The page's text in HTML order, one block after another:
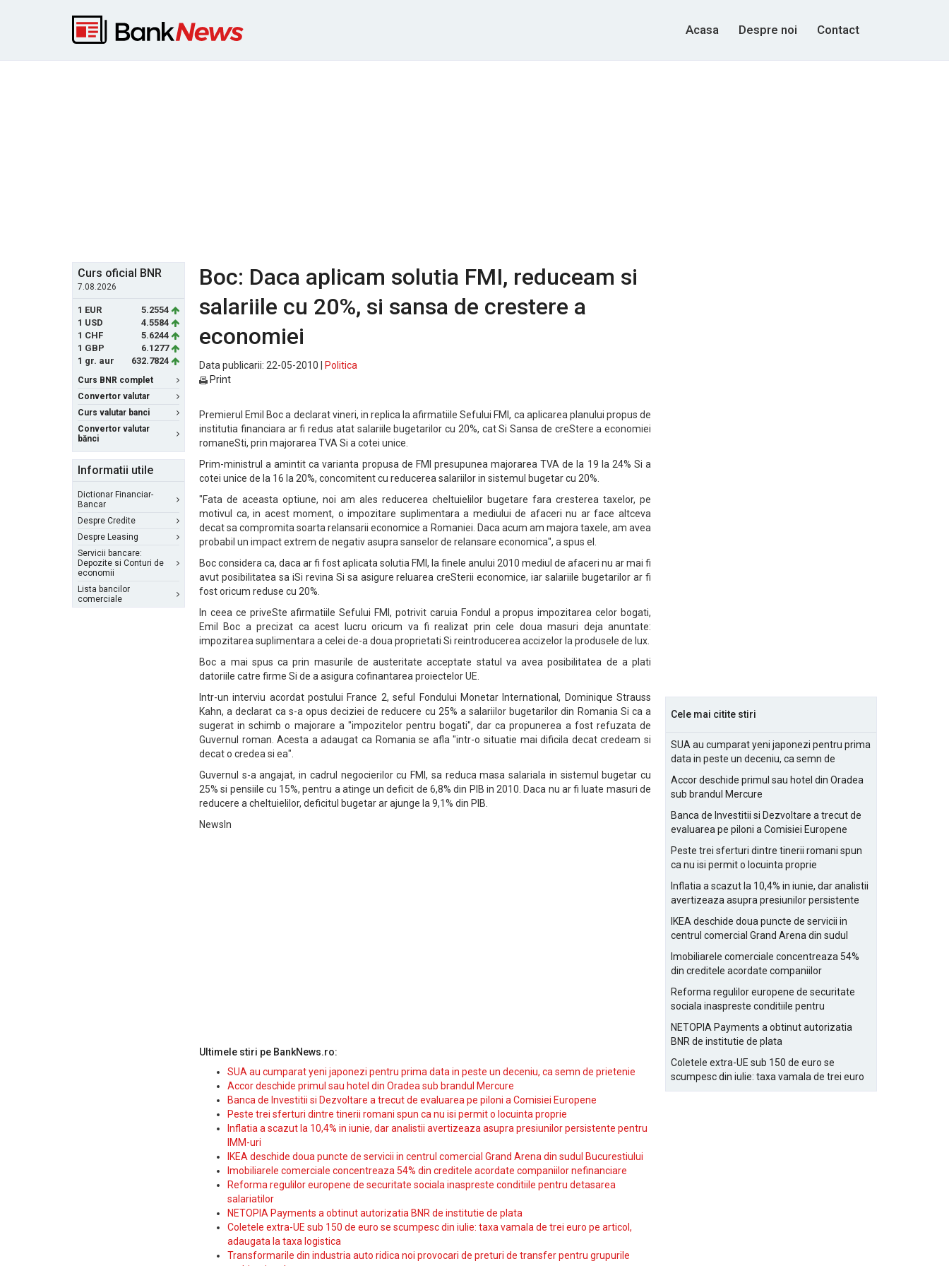
Acasa Despre noi Contact
Curs oficial BNR
7.08.2026
1 EUR
5.2554
1 USD
4.5584
1 CHF
5.6244
1 GBP
6.1277
1 gr. aur
632.7824
Curs BNR complet
Convertor valutar
Curs valutar banci
Convertor valutar
bănci
Informatii utile
Dictionar Financiar-
Bancar
Despre Credite
Despre Leasing
Servicii bancare:
Depozite si Conturi de
economii
Lista bancilor
comerciale
Boc: Daca aplicam solutia FMI, reduceam si
salariile cu 20%, si sansa de crestere a
economiei
Data publicarii: 22-05-2010 |
Politica
Print
Premierul Emil Boc a declarat vineri, in replica la afirmatiile Sefului FMI, ca aplicarea planului propus de
institutia financiara ar fi redus atat salariile bugetarilor cu 20%, cat Si Sansa de creStere a economiei
romaneSti, prin majorarea TVA Si a cotei unice.
Prim-ministrul a amintit ca varianta propusa de FMI presupunea majorarea TVA de la 19 la 24% Si a
cotei unice de la 16 la 20%, concomitent cu reducerea salariilor in sistemul bugetar cu 20%.
"Fata de aceasta optiune, noi am ales reducerea cheltuielilor bugetare fara cresterea taxelor, pe
motivul ca, in acest moment, o impozitare suplimentara a mediului de afaceri nu ar face altceva
decat sa compromita soarta relansarii economice a Romaniei. Daca acum am majora taxele, am avea
probabil un impact extrem de negativ asupra sanselor de relansare economica", a spus el.
Boc considera ca, daca ar fi fost aplicata solutia FMI, la finele anului 2010 mediul de afaceri nu ar mai fi
avut posibilitatea sa iSi revina Si sa asigure reluarea creSterii economice, iar salariile bugetarilor ar fi
fost oricum reduse cu 20%.
In ceea ce priveSte afirmatiile Sefului FMI, potrivit caruia Fondul a propus impozitarea celor bogati,
Emil Boc a precizat ca acest lucru oricum va fi realizat prin cele doua masuri deja anuntate:
impozitarea suplimentara a celei de-a doua proprietati Si reintroducerea accizelor la produsele de lux.
Boc a mai spus ca prin masurile de austeritate acceptate statul va avea posibilitatea de a plati
datoriile catre firme Si de a asigura cofinantarea proiectelor UE.
Intr-un interviu acordat postului France 2, seful Fondului Monetar International, Dominique Strauss
Kahn, a declarat ca s-a opus deciziei de reducere cu 25% a salariilor bugetarilor din Romania Si ca a
sugerat in schimb o majorare a "impozitelor pentru bogati", dar ca propunerea a fost refuzata de
Guvernul roman. Acesta a adaugat ca Romania se afla "intr-o situatie mai dificila decat credeam si
decat o credea si ea".
Guvernul s-a angajat, in cadrul negocierilor cu FMI, sa reduca masa salariala in sistemul bugetar cu
25% si pensiile cu 15%, pentru a atinge un deficit de 6,8% din PIB in 2010. Daca nu ar fi luate masuri de
reducere a cheltuielilor, deficitul bugetar ar ajunge la 9,1% din PIB.
NewsIn
Ultimele stiri pe BankNews.ro:
SUA au cumparat yeni japonezi pentru prima data in peste un deceniu, ca semn de prietenie
Accor deschide primul sau hotel din Oradea sub brandul Mercure
Banca de Investitii si Dezvoltare a trecut de evaluarea pe piloni a Comisiei Europene
Peste trei sferturi dintre tinerii romani spun ca nu isi permit o locuinta proprie
Inflatia a scazut la 10,4% in iunie, dar analistii avertizeaza asupra presiunilor persistente pentru
IMM-uri
IKEA deschide doua puncte de servicii in centrul comercial Grand Arena din sudul Bucurestiului
Imobiliarele comerciale concentreaza 54% din creditele acordate companiilor nefinanciare
Reforma regulilor europene de securitate sociala inaspreste conditiile pentru detasarea
salariatilor
NETOPIA Payments a obtinut autorizatia BNR de institutie de plata
Coletele extra-UE sub 150 de euro se scumpesc din iulie: taxa vamala de trei euro pe articol,
adaugata la taxa logistica
Transformarile din industria auto ridica noi provocari de preturi de transfer pentru grupurile
Cele mai citite stiri
SUA au cumparat yeni japonezi pentru prima
data in peste un deceniu, ca semn de
Accor deschide primul sau hotel din Oradea
sub brandul Mercure
Banca de Investitii si Dezvoltare a trecut de
evaluarea pe piloni a Comisiei Europene
Peste trei sferturi dintre tinerii romani spun
ca nu isi permit o locuinta proprie
Inflatia a scazut la 10,4% in iunie, dar analistii
avertizeaza asupra presiunilor persistente
IKEA deschide doua puncte de servicii in
centrul comercial Grand Arena din sudul
Imobiliarele comerciale concentreaza 54%
din creditele acordate companiilor
Reforma regulilor europene de securitate
sociala inaspreste conditiile pentru
NETOPIA Payments a obtinut autorizatia
BNR de institutie de plata
Coletele extra-UE sub 150 de euro se
scumpesc din iulie: taxa vamala de trei euro
pe articol, adaugata la taxa logistica